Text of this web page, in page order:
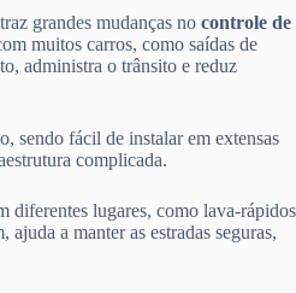
grandes mudanças no controle de
muitos carros, como saídas de
administra o trânsito e reduz
sendo fácil de instalar em extensas
complicada.
diferentes lugares, como lava-rápidos
ajuda a manter as estradas seguras,